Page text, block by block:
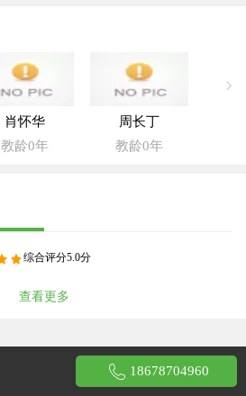
肖怀华
教龄0年
周长丁
教龄0年
综合评分5.0分
查看更多
18678704960